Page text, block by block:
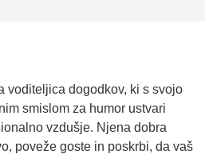
voditeljica dogodkov, ki s svojo
smislom za humor ustvari
vzdušje. Njena dobra
poveže goste in poskrbi, da vaš